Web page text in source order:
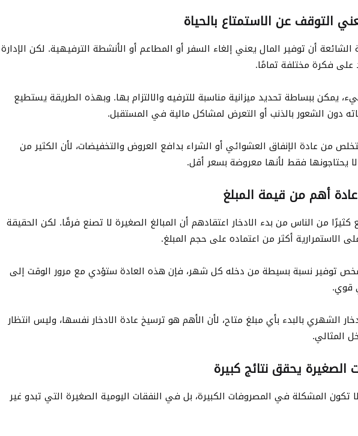
التوقف عن الاستمتاع بالحياة
الشائعة أن توفير المال يعني إلغاء السفر أو المطاعم أو الأنشطة الترفيهية. لكن الإدارة
على فكرة مختلفة تمامًا.
يمكن ببساطة تحديد ميزانية مناسبة للترفيه والالتزام بها. وبهذه الطريقة يستطيع
دون الشعور بالذنب أو التعرض لمشاكل مالية في المستقبل.
من عادة الإنفاق العشوائي أو الشراء بدافع العروض والتخفيضات، لأن الكثير من
يحتاجونها فقط لأنها معروضة بسعر أقل.
أهم من قيمة المبلغ
من الناس من بدء الادخار اعتقادهم أن المبالغ الصغيرة لا تصنع فرقًا. لكن الحقيقة
الاستمرارية أكثر من اعتماده على حجم المبلغ.
توفير نسبة بسيطة من دخله كل شهر، فإن هذه العادة ستؤدي مع مرور الوقت إلى
قوي.
الشهري بالبدء بأي مبلغ متاح، لأن الأهم هو ترسيخ عادة الادخار نفسها، وليس انتظار
المثالي.
الصغيرة يحقق نتائج كبيرة
تكون المشكلة في المصروفات الكبيرة، بل في النفقات اليومية الصغيرة التي تبدو غير